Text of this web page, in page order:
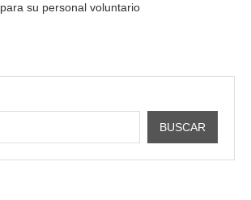
para su personal voluntario
BUSCAR